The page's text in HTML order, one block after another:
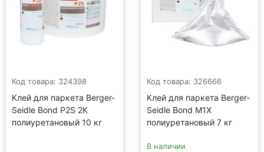
Код товара: 324398
Клей для паркета Berger-
Seidle Bond P2S 2К
полиуретановый 10 кг
Код товара: 326666
Клей для паркета Berger-
Seidle Bond M1X
полиуретановый 7 кг
В наличии